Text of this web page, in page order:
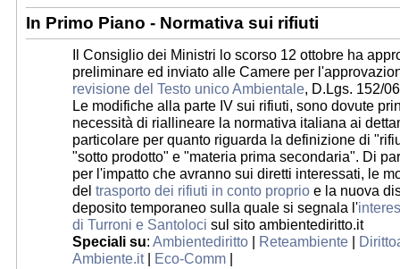
In Primo Piano - Normativa sui rifiuti
Il Consiglio dei Ministri lo scorso 12 ottobre ha
preliminare ed inviato alle Camere per
revisione del Testo unico Ambientale, D.Lgs. 152/
Le modifiche alla parte IV sui rifiuti, sono dovute
necessità di riallineare la normativa italiana ai
particolare per quanto riguarda la definizione di
"sotto prodotto" e "materia prima secondaria". Di
per l'impatto che avranno sui diretti interessati, le
del trasporto dei rifiuti in conto proprio e la nuova
deposito temporaneo sulla quale si segnala l'
di Turroni e Santoloci sul sito ambientediritto.it
Speciali su: Ambientediritto | Reteambiente |
Ambiente.it| Eco-Comm |